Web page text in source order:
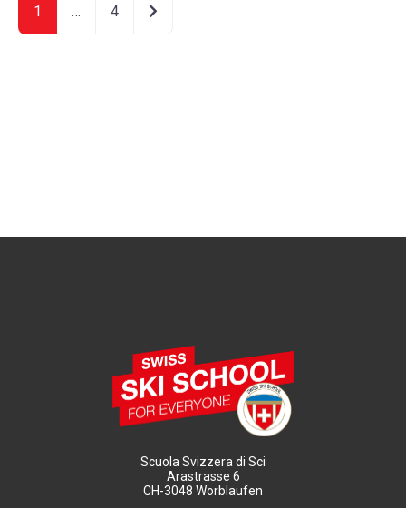
1 … 4 Articoli meno recenti
Scuola Svizzera di Sci
Arastrasse 6
CH-3048 Worblaufen